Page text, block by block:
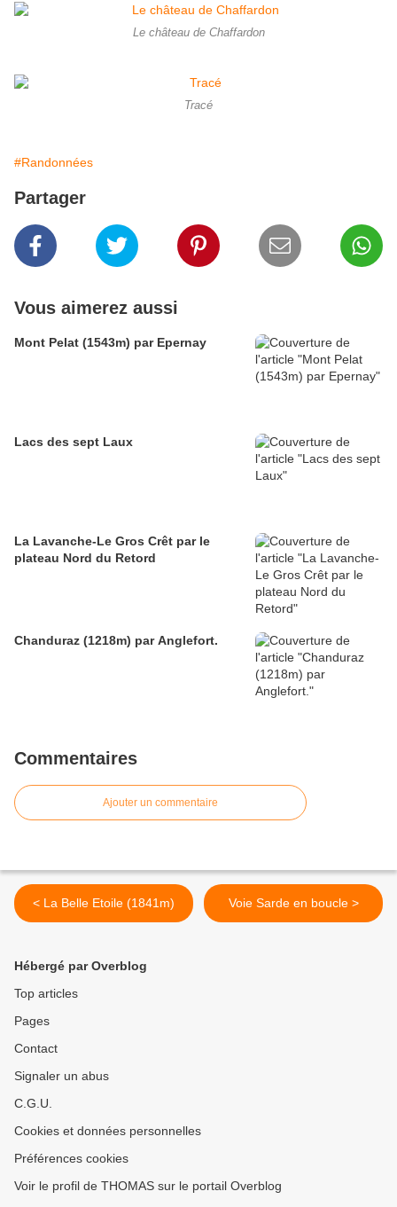
Le château de Chaffardon
Tracé
#Randonnées
Partager
Vous aimerez aussi
Mont Pelat (1543m) par Epernay
Lacs des sept Laux
La Lavanche-Le Gros Crêt par le
plateau Nord du Retord
Chanduraz (1218m) par Anglefort.
Commentaires
Ajouter un commentaire
< La Belle Etoile (1841m) Voie Sarde en boucle >
Hébergé par Overblog
Top articles
Pages
Contact
Signaler un abus
C.G.U.
Cookies et données personnelles
Préférences cookies
Voir le profil de THOMAS sur le portail Overblog